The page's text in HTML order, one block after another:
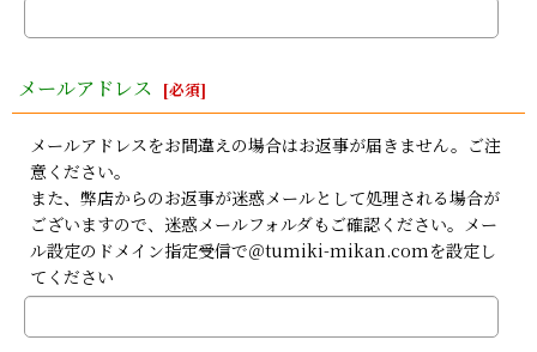
メールアドレス [必須]
メールアドレスをお間違えの場合はお返事が届きません。ご注
意ください。
また、弊店からのお返事が迷惑メールとして処理される場合が
ございますので、迷惑メールフォルダもご確認ください。メー
ル設定のドメイン指定受信で＠tumiki-mikan.comを設定し
てください